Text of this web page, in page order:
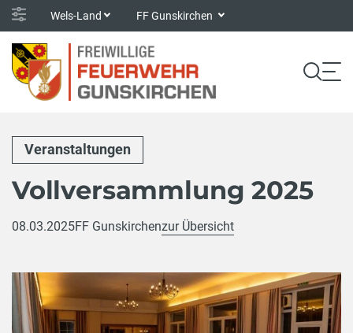
Wels-Land FF Gunskirchen
Veranstaltungen
Vollversammlung 2025
08.03.2025FF Gunskirchenzur Übersicht